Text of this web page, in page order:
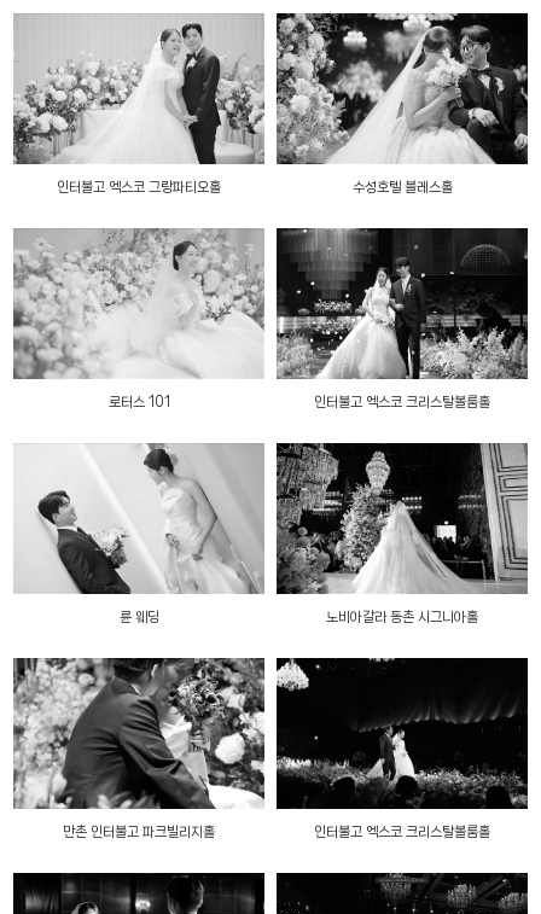
인터불고 엑스코 그랑파티오홀 수성호텔 블레스홀
로터스 101 인터불고 엑스코 크리스탈볼룸홀
륜 웨딩 노비아갈라 동촌 시그니아홀
만촌 인터불고 파크빌리지홀 인터불고 엑스코 크리스탈볼룸홀